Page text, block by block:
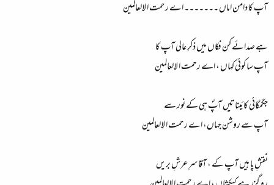
آپ کا دامن اماں ۔۔۔۔۔۔۔ اے رحمت ا لالعالمین
ہے صدائے کن فکاں میں ذکرِ عالی آپ کا
آپ سا کوئی کہاں ، اے رحمت ا لالعالمین
جگمگائی کائیناتیں آپؐ ہی کے نور سے
آپ سے روشن جہاں، اے رحمت ا لالعالمین
نقشِ پا ہیں آپ کے ، آقا سرِ عرشِ بریں